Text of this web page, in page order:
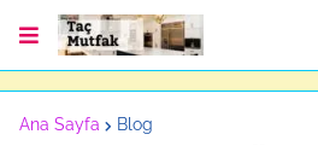
Ana Sayfa Blog